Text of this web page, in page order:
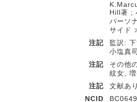
Hill著 ;
パーソ
サイド
注記
監訳:
小塩真司
注記
その他
紋女,
注記
文献あり
NCID